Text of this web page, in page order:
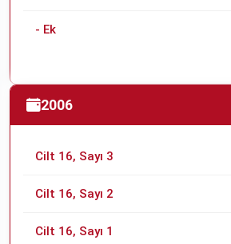
- Ek
2006
Cilt 16, Sayı 3
Cilt 16, Sayı 2
Cilt 16, Sayı 1